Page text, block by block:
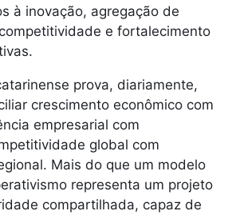
à inovação, agregação de
e fortalecimento
prova, diariamente,
crescimento econômico com
empresarial com
global com
Mais do que um modelo
representa um projeto
compartilhada, capaz de